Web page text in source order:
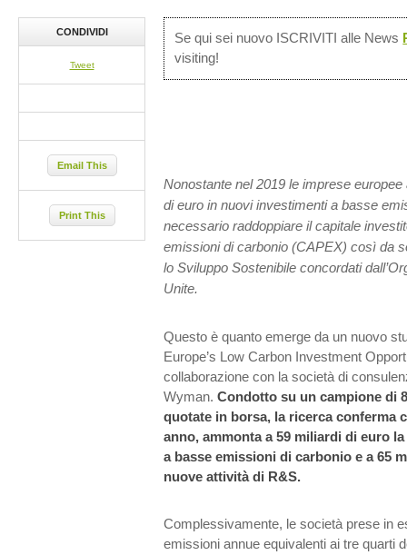
Se qui sei nuovo ISCRIVITI alle News
visiting!
Nonostante nel 2019 le imprese
di euro in nuovi investimenti a basse
necessario raddoppiare il capitale
emissioni di carbonio (CAPEX) così da
lo Sviluppo Sostenibile concordati
Unite.
Questo è quanto emerge da un nuovo
Europe’s Low Carbon Investment
collaborazione con la società di
Wyman. Condotto su un campione di
quotate in borsa, la ricerca conferma
anno, ammonta a 59 miliardi di euro
a basse emissioni di carbonio e a 65
nuove attività di R&S.
Complessivamente, le società prese in
emissioni annue equivalenti ai tre quarti
CONDIVIDI
Tweet
Email This
Print This